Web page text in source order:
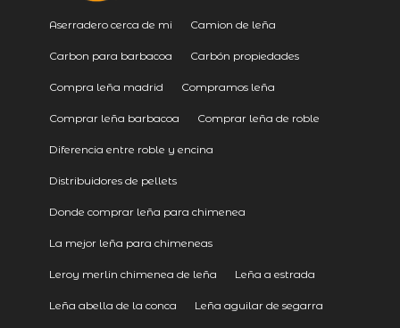
Aserradero cerca de mi Camion de leña
Carbon para barbacoa Carbón propiedades
Compra leña madrid Compramos leña
Comprar leña barbacoa Comprar leña de roble
Diferencia entre roble y encina
Distribuidores de pellets
Donde comprar leña para chimenea
La mejor leña para chimeneas
Leroy merlin chimenea de leña Leña a estrada
Leña abella de la conca Leña aguilar de segarra